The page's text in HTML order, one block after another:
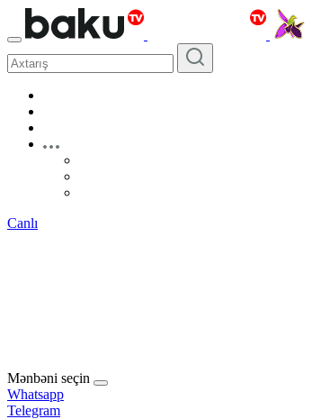
Canlı
Mənbəni seçin
Whatsapp
Telegram